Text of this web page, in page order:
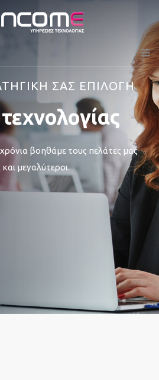
ΣΑΣ ΕΠΙΛΟΓΗ
βοηθάμε τους πελάτες μας
μεγαλύτεροι.